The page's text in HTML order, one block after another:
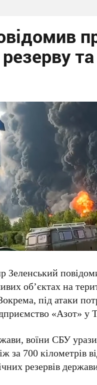
резерву
Зеленський
об’єктах на
під атаки
«Азот» у
воїниСБУ
за 700 кілометрів
резервів